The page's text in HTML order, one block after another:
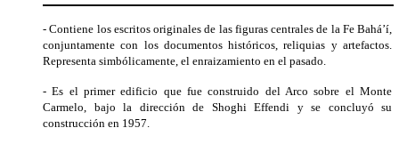
- Contiene los escritos originales de las figuras centrales de la Fe Bahá’í,
conjuntamente con los documentos históricos, reliquias y artefactos.
Representa simbólicamente, el enraizamiento en el pasado.
- Es el primer edificio que fue construido del Arco sobre el Monte
Carmelo, bajo la dirección de Shoghi Effendi y se concluyó su
construcción en 1957.